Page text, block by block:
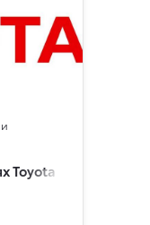
Toyota